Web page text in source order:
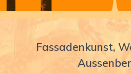
Fassadenkunst,